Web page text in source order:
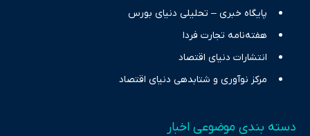
پایگاه خبری – تحلیلی دنیای بورس
هفته‌نامه تجارت فردا
انتشارات دنیای اقتصاد
مرکز نوآوری و شتابدهی دنیای اقتصاد
دسته بندی موضوعی اخبار